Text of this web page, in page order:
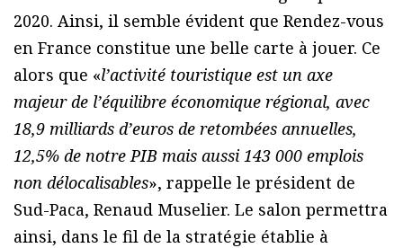
2020. Ainsi, il semble évident que Rendez-vous
en France constitue une belle carte à jouer. Ce
alors que «l’activité touristique est un axe
majeur de l’équilibre économique régional, avec
18,9 milliards d’euros de retombées annuelles,
12,5% de notre PIB mais aussi 143 000 emplois
non délocalisables», rappelle le président de
Sud-Paca, Renaud Muselier. Le salon permettra
ainsi, dans le fil de la stratégie établie à